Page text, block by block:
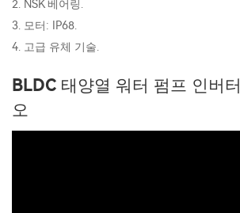
2. NSK 베어링.
3. 모터: IP68.
4. 고급 유체 기술.
BLDC 태양열 워터 펌프 인버
오